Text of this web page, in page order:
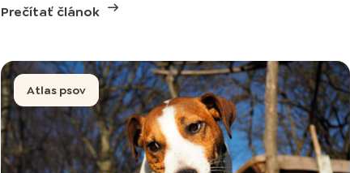
Prečítať článok
Atlas psov